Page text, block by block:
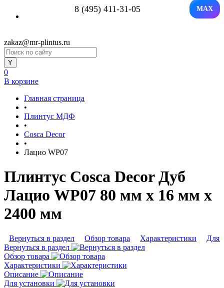
8 (495) 411-31-05 MAX
zakaz@mr-plintus.ru
0
В корзине
Главная страница
•
Плинтус МДФ
•
Cosca Decor
•
Лацио WP07
Плинтус Cosca Decor Дуб
Лацио WP07 80 мм х 16 мм х
2400 мм
Вернуться в раздел Обзор товара Характеристики
Для
Вернуться в раздел
Обзор товара
Характеристики
Описание
Для установки